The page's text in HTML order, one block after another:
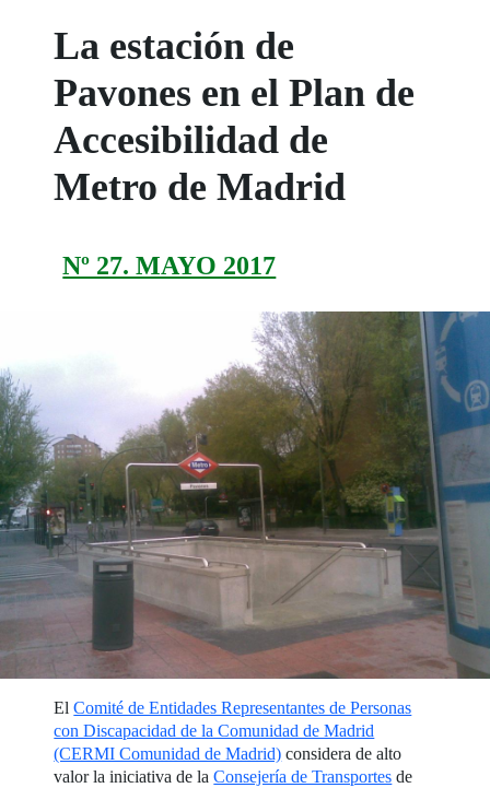
La estación de
Pavones en el Plan de
Accesibilidad de
Metro de Madrid
Nº 27. MAYO 2017
ElComité de Entidades Representantes de Personas
con Discapacidad de la Comunidad de Madrid
(CERMI Comunidad de Madrid) considera de alto
valor la iniciativa de laConsejería de Transportes de